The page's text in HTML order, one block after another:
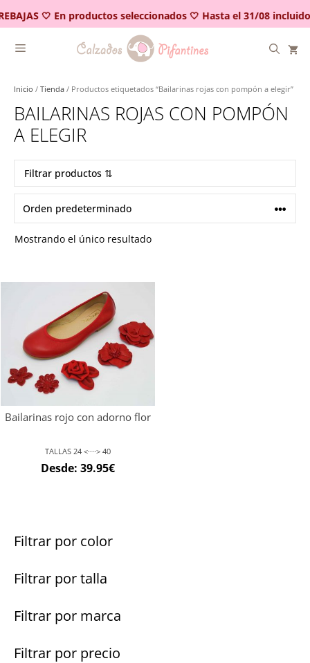
🤍 En productos seleccionados 🤍 Hasta el 31/08 incluido
al
contenido
Inicio / Tienda / Productos etiquetados “Bailarinas rojas con pompón a elegir”
BAILARINAS ROJAS CON POMPÓN
A ELEGIR
Filtrar productos ⇅
Mostrando el único resultado
Bailarinas rojo con adorno flor
TALLAS 24 <····> 40
Desde: 39.95€
Filtrar por color
Filtrar por talla
Filtrar por marca
Filtrar por precio